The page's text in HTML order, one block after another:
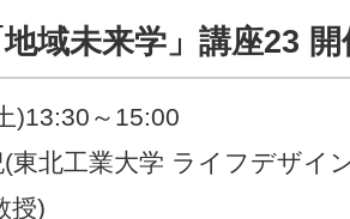
域未来学」講座23
)13:30～15:00
東北工業大学 ライフデザイ
授)